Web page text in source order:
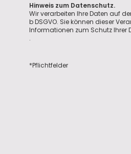
Hinweis zum Datenschutz.
Wir verarbeiten Ihre Daten auf
b DSGVO. Sie können dieser
Informationen zum Schutz Ihrer
.
*Pflichtfelder